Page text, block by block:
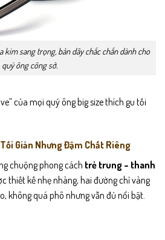
kim sang trọng, bản dây chắc chắn dành cho
quý ông công sở.
của mọi quý ông big size thích gu tối
Giản Nhưng Đậm Chất Riêng
chuộng phong cách trẻ trung – thanh
thiết kế nhẹ nhàng, hai đường chỉ vàng
không quá phô nhưng vẫn đủ nổi bật.